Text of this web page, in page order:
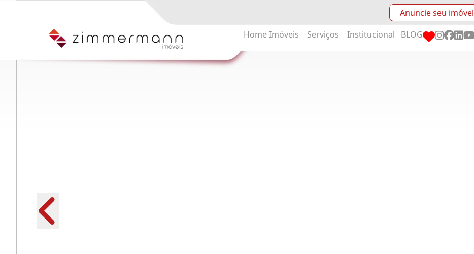
Anuncie seu imóvel
Home Imóveis Serviços Institucional BLOG